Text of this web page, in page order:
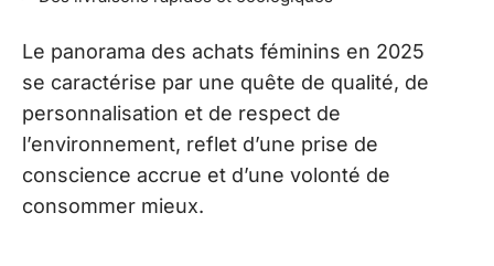
Le panorama des achats féminins en 2025
se caractérise par une quête de qualité, de
personnalisation et de respect de
l’environnement, reflet d’une prise de
conscience accrue et d’une volonté de
consommer mieux.